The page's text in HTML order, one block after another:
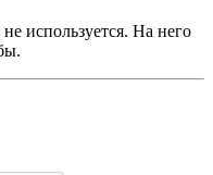
используется. На него